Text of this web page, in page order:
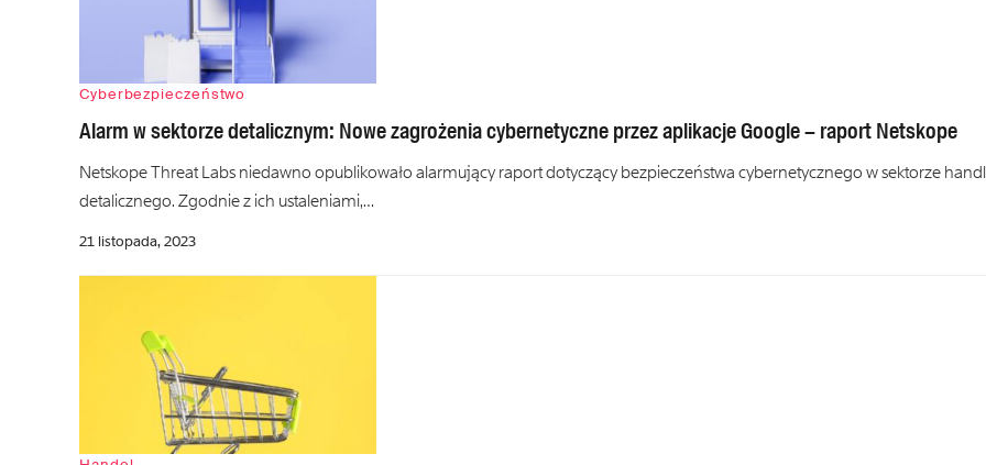
Cyberbezpieczeństwo
Alarm w sektorze detalicznym: Nowe zagrożenia cybernetyczne przez aplikacje Google – raport Netskope
Netskope Threat Labs niedawno opublikowało alarmujący raport dotyczący bezpieczeństwa cybernetycznego w sektorze
detalicznego. Zgodnie z ich ustaleniami,…
21 listopada, 2023